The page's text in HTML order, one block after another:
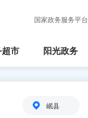
国家政务服务平台
市 阳光政务
岷县